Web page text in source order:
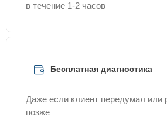
в течение 1-2 часов
Бесплатная диагностика
Даже если клиент передумал или
позже